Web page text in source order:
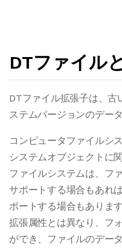
DTファイル
DTファイル拡張子は、
ステムバージョンのデー
コンピュータファイルシ
システムオブジェクトに
ファイルシステムは、フ
サポートする場合もあれ
ポートする場合もありま
拡張属性とは異なり、フ
ができ、ファイルのデー